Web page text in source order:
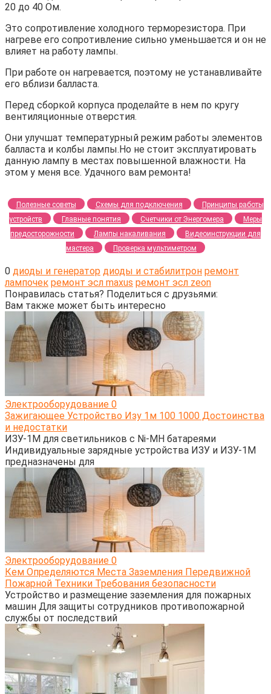
20 до 40 Ом.
Это сопротивление холодного терморезистора. При
нагреве его сопротивление сильно уменьшается и он не
влияет на работу лампы.
При работе он нагревается, поэтому не устанавливайте
его вблизи балласта.
Перед сборкой корпуса проделайте в нем по кругу
вентиляционные отверстия.
Они улучшат температурный режим работы элементов
балласта и колбы лампы.Но не стоит эксплуатировать
данную лампу в местах повышенной влажности. На
этом у меня все. Удачного вам ремонта!
Полезные советы Схемы для подключения
Принципы работы
устройств
Главные понятия Счетчики от Энергомера
Меры
предосторожности
Лампы накаливания
Видеоинструкции для
мастера
Проверка мультиметром
0 диоды и генератор диоды и стабилитрон ремонт
лампочек ремонт эсл maxus ремонт эсл zeon
Понравилась статья? Поделиться с друзьями:
Вам также может быть интересно
Электрооборудование 0
Зажигающее Устройство Изу 1м 100 1000 Достоинства
и недостатки
ИЗУ-1М для светильников с Ni-MH батареями
Индивидуальные зарядные устройства ИЗУ и ИЗУ-1М
предназначены для
Электрооборудование 0
Кем Определяются Места Заземления Передвижной
Пожарной Техники Требования безопасности
Устройство и размещение заземления для пожарных
машин Для защиты сотрудников противопожарной
службы от последствий